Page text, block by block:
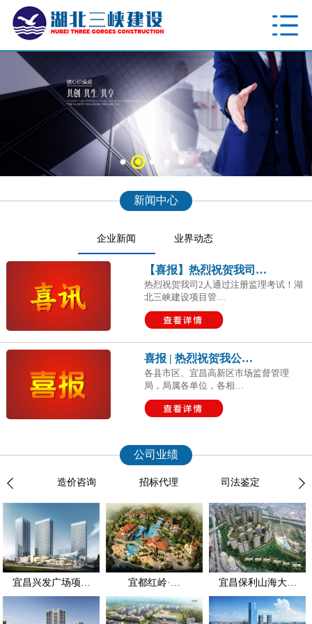
新闻中心
企业新闻 业界动态
【喜报】热烈祝贺我司…
热烈祝贺我司2人通过注册监理考试！湖
北三峡建设项目管…
喜报 | 热烈祝贺我公…
各县市区、宜昌高新区市场监督管理
局，局属各单位，各相…
公司业绩
务 造价咨询 招标代理 司法鉴定 全
宜昌兴发广场项… 宜都红岭·… 宜昌保利山海大…